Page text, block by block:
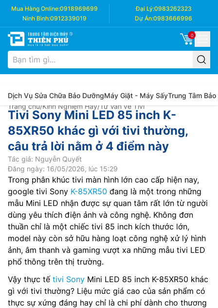
Mua Hàng Online:0918969699 Đại Lý:0983262323
Ninh Bình:0912339019 Dự Án:0983666996
0
Dịch Vụ Sửa Chữa Bảo DưỡngMáy Giặt - Máy SấyTrung Tâm Bảo
Trang chủ/Kinh Nghiệm Hay/Tư Vấn về Tivi
Tivi Sony Mini LED 85 inch K-
85XR50 khác gì với tivi thường,
câu trả lời nằm ở 4 điểm này
Tác giả: Nguyễn Quyết
Đăng ngày: 16/05/2026, lúc 15:29
Trong phân khúc tivi màn hình lớn cao cấp hiện nay,
google tivi Sony K-85XR50 đang là một trong những
mẫu Mini LED nhận được sự quan tâm rất lớn từ người
dùng yêu thích điện ảnh và công nghệ. Không đơn
thuần chỉ là một chiếc tivi 85 inch kích thước lớn,
model này còn sở hữu hàng loạt công nghệ xử lý hình
ảnh, âm thanh và gaming vượt xa những mẫu tivi LED
phổ thông trên thị trường.
Vậy thực tế tivi Sony Mini LED 85 inch K-85XR50 khác
gì với tivi thường? Liệu mức giá cao của sản phẩm có
thực sự xứng đáng hay chỉ là chi phí dành cho thương